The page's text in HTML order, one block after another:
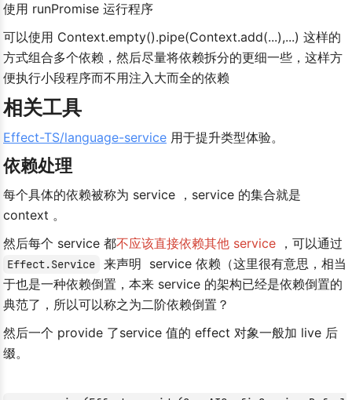
使用 runPromise 运行程序
可以使用 Context.empty().pipe(Context.add(...),...) 这样的
方式组合多个依赖，然后尽量将依赖拆分的更细一些，这样方
便执行小段程序而不用注入大而全的依赖
相关工具
Effect-TS/language-service 用于提升类型体验。
依赖处理
每个具体的依赖被称为 service ，service 的集合就是
context 。
然后每个 service 都不应该直接依赖其他 service ，可以通过
Effect.Service
​ 来声明  service 依赖（这里很有意思，相当
于也是一种依赖倒置，本来 service 的架构已经是依赖倒置的
典范了，所以可以称之为二阶依赖倒置？
然后一个 provide 了service 值的 effect 对象一般加 live 后
缀。